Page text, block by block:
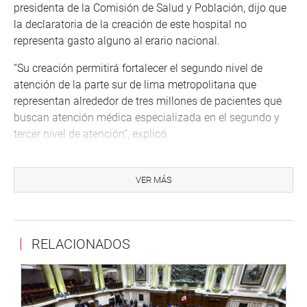
presidenta de la Comisión de Salud y Población, dijo que
la declaratoria de la creación de este hospital no
representa gasto alguno al erario nacional.
“Su creación permitirá fortalecer el segundo nivel de
atención de la parte sur de lima metropolitana que
representan alrededor de tres millones de pacientes que
buscan atención médica especializada en el segundo y
tercer nivel de atención”, explicó.
Ávalos (bancada PL), dijo que su propuesta busca
beneficiar a más de 3 millones de personas que viven en
El dictamen fue aprobado en primera instancia, por
unanimidad (95 votos), y fue exonerado de segunda
votación con 94 votos.
VER MÁS
RELACIONADOS